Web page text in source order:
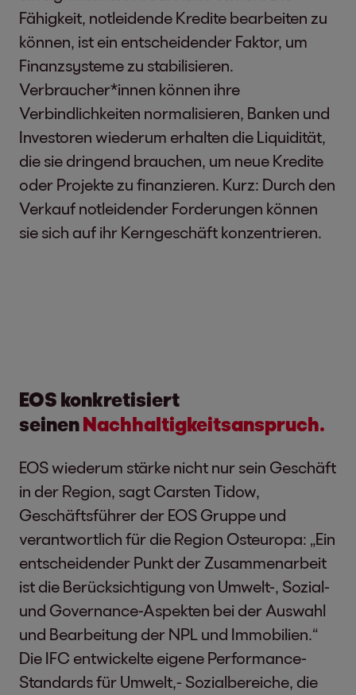
Fähigkeit, notleidende Kredite bearbeiten zu
können, ist ein entscheidender Faktor, um
Finanzsysteme zu stabilisieren.
Verbraucher*innen können ihre
Verbindlichkeiten normalisieren, Banken und
Investoren wiederum erhalten die Liquidität,
die sie dringend brauchen, um neue Kredite
oder Projekte zu finanzieren. Kurz: Durch den
Verkauf notleidender Forderungen können
sie sich auf ihr Kerngeschäft konzentrieren.
EOS konkretisiert
seinenNachhaltigkeitsanspruch.
EOS wiederum stärke nicht nur sein Geschäft
in der Region, sagt Carsten Tidow,
Geschäftsführer der EOS Gruppe und
verantwortlich für die Region Osteuropa: „Ein
entscheidender Punkt der Zusammenarbeit
ist die Berücksichtigung von Umwelt-, Sozial-
und Governance-Aspekten bei der Auswahl
und Bearbeitung der NPL und Immobilien.“
Die IFC entwickelte eigene Performance-
Standards für Umwelt,- Sozialbereiche, die